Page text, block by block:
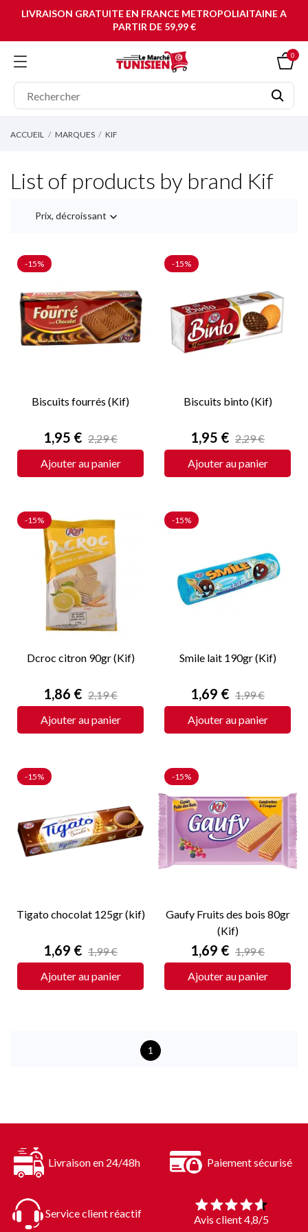
LIVRAISON GRATUITE EN FRANCE METROPOLIAITAINE A
PARTIR DE 59,99 €
0
ACCUEIL MARQUES KIF
List of products by brand Kif
Prix, décroissant 
Biscuits fourrés (Kif)
Prix
1,95 € 2,29 €
Ajouter au panier
-15%
Biscuits binto (Kif)
Prix
1,95 € 2,29 €
Ajouter au panier
-15%
Dcroc citron 90gr (Kif)
Prix
1,86 € 2,19 €
Ajouter au panier
-15%
Smile lait 190gr (Kif)
Prix
1,69 € 1,99 €
Ajouter au panier
-15%
Tigato chocolat 125gr (kif)
Prix
1,69 € 1,99 €
Ajouter au panier
-15%
Gaufy Fruits des bois 80gr
(Kif)
Prix
1,69 € 1,99 €
Ajouter au panier
-15%
1
Livraison en 24/48h Paiement sécurisé
Service client réactif Avis client 4,8/5